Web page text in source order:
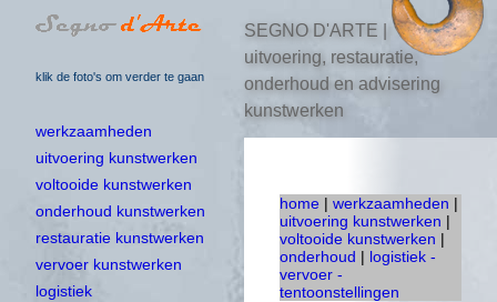
klik de foto's om verder te gaan
SEGNO D'ARTE |
uitvoering, restauratie,
onderhoud en advisering
kunstwerken
werkzaamheden
uitvoering kunstwerken
voltooide kunstwerken
onderhoud kunstwerken
restauratie kunstwerken
vervoer kunstwerken
logistiek
home | werkzaamheden |
uitvoering kunstwerken |
voltooide kunstwerken |
onderhoud | logistiek -
vervoer -
tentoonstellingen